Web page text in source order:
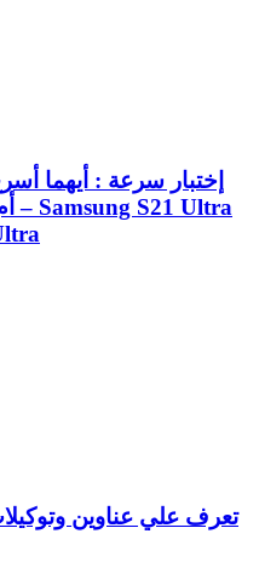
تعرف علي عناوين